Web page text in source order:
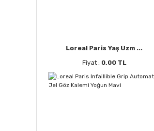
Loreal Paris Yaş Uzm ...
Fiyat : 0,00 TL